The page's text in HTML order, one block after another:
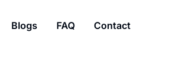
Blogs FAQ Contact